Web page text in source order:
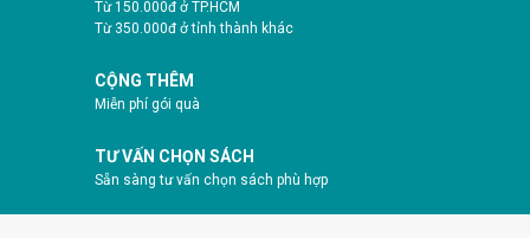
Từ 150.000đ ở TP.HCM
Từ 350.000đ ở tỉnh thành khác
CỘNG THÊM
Miễn phí gói quà
TƯ VẤN CHỌN SÁCH
Sẵn sàng tư vấn chọn sách phù hợp